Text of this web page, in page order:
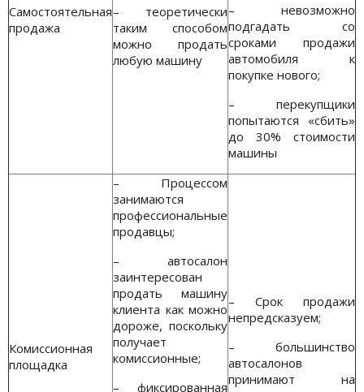
Самостоятельная
продажа
– теоретически
таким способом
можно продать
любую машину
– невозможно
подгадать со
сроками продажи
автомобиля к
покупке нового;
– перекупщики
попытаются «сбить»
до 30% стоимости
машины
Комиссионная
площадка
– Процессом
занимаются
профессиональные
продавцы;
– автосалон
заинтересован
продать машину
клиента как можно
дороже, поскольку
получает
комиссионные;
– фиксированная
– Срок продажи
непредсказуем;
– большинство
автосалонов
принимают на